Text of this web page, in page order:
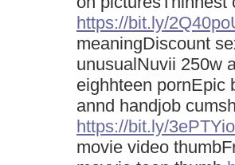
https://bit.ly/
meaningDiscount
unusualNuvii 250w
eighhteen pornEpic
annd handjob
https://bit.ly/3ePTYio
movie video